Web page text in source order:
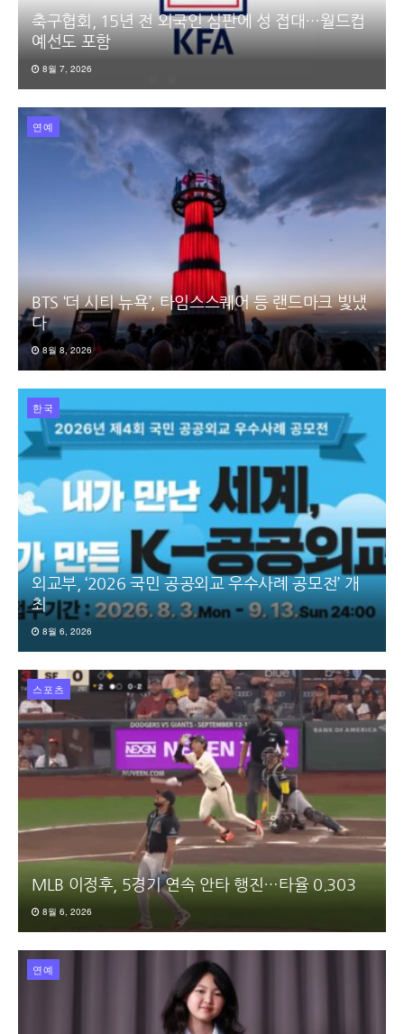
축구협회, 15년 전 외국인 심판에 성 접대…월드컵
예선도 포함
8월 7, 2026
연예
BTS ‘더 시티 뉴욕’, 타임스스퀘어 등 랜드마크 빛냈
다
8월 8, 2026
한국
외교부, ‘2026 국민 공공외교 우수사례 공모전’ 개
최
8월 6, 2026
스포츠
MLB 이정후, 5경기 연속 안타 행진…타율 0.303
8월 6, 2026
연예